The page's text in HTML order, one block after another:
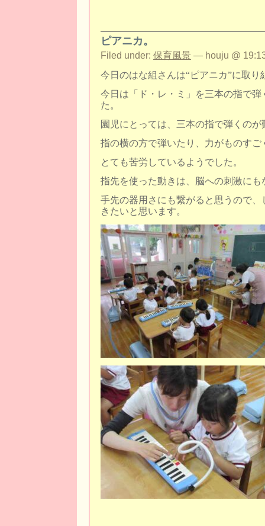
ピアニカ。
Filed under: 保育風景 — houju @
今日のはな組さんは“ピアニカ”に取り
今日は「ド・レ・ミ」を三本の指で
た。
園児にとっては、三本の指で弾くのが
指の横の方で弾いたり、力がものすご
とても苦労しているようでした。
指先を使った動きは、脳への刺激にも
手先の器用さにも繋がると思うので
きたいと思います。